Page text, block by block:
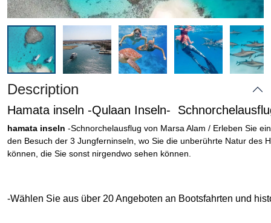
Description
Hamata inseln -Qulaan Inseln-
hamata inseln -Schnorchelausflug von Marsa Alam / Erleben Sie
den Besuch der 3 Jungferninseln, wo Sie die unberührte Natur des
können, die Sie sonst nirgendwo sehen können.
-Wählen Sie aus über 20 Angeboten an Bootsfahrten und